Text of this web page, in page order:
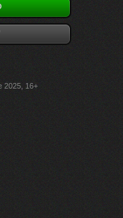
2025, 16+